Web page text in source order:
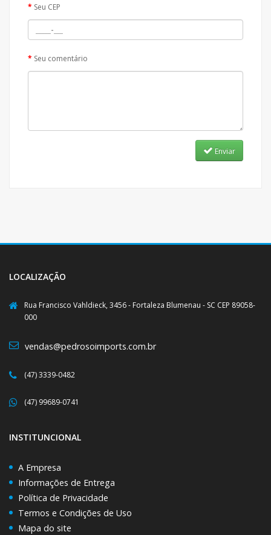
Seu CEP
Seu comentário
Enviar
LOCALIZAÇÃO
Rua Francisco Vahldieck, 3456 - Fortaleza Blumenau - SC CEP 89058-
000
vendas@pedrosoimports.com.br
(47) 3339-0482
(47) 99689-0741
INSTITUNCIONAL
A Empresa
Informações de Entrega
Política de Privacidade
Termos e Condições de Uso
Mapa do site